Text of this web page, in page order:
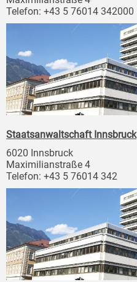
Telefon: +43 5 76014 342000
Staatsanwaltschaft Innsbruck
6020 Innsbruck
Maximilianstraße 4
Telefon: +43 5 76014 342